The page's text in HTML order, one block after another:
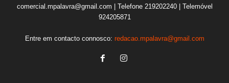
comercial.mpalavra@gmail.com | Telefone 219202240 | Telemóvel
924205871
Entre em contacto connosco: redacao.mpalavra@gmail.com